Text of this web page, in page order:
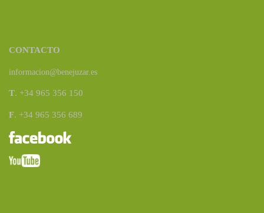
CONTACTO
informacion@benejuzar.es
T. +34 965 356 150
F. +34 965 356 689